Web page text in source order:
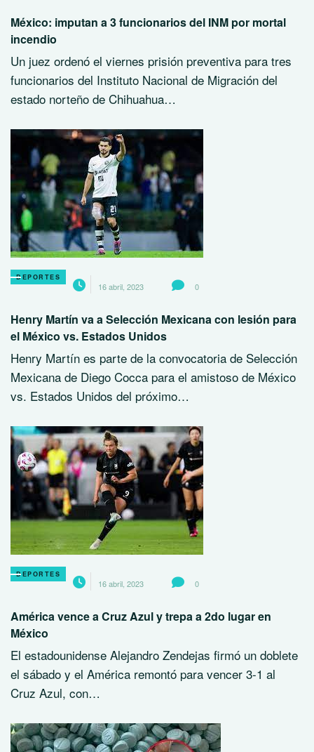
México: imputan a 3 funcionarios del INM por mortal
incendio
Un juez ordenó el viernes prisión preventiva para tres
funcionarios del Instituto Nacional de Migración del
estado norteño de Chihuahua…
DEPORTES
16 abril, 2023 0
Henry Martín va a Selección Mexicana con lesión para
el México vs. Estados Unidos
Henry Martín es parte de la convocatoria de Selección
Mexicana de Diego Cocca para el amistoso de México
vs. Estados Unidos del próximo…
DEPORTES
16 abril, 2023 0
América vence a Cruz Azul y trepa a 2do lugar en
México
El estadounidense Alejandro Zendejas firmó un doblete
el sábado y el América remontó para vencer 3-1 al
Cruz Azul, con…